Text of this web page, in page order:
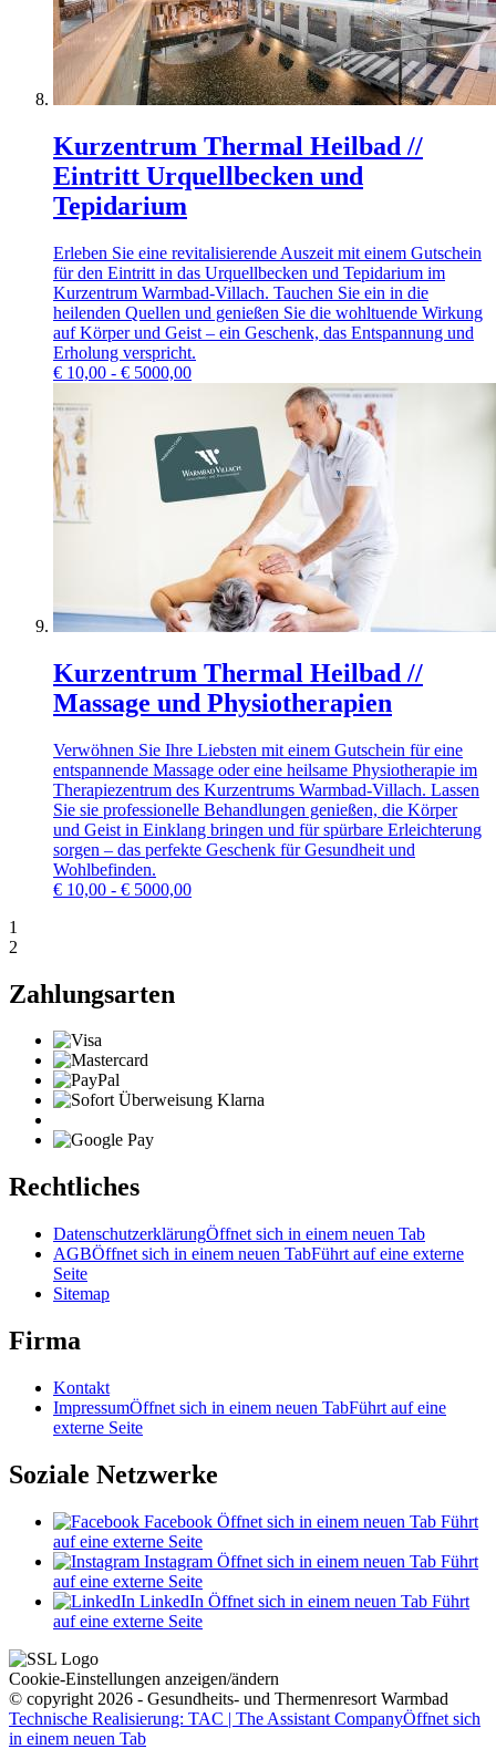
Kurzentrum Thermal Heilbad //
Eintritt Urquellbecken und
Tepidarium
Erleben Sie eine revitalisierende Auszeit mit einem Gutschein
für den Eintritt in das Urquellbecken und Tepidarium im
Kurzentrum Warmbad-Villach. Tauchen Sie ein in die
heilenden Quellen und genießen Sie die wohltuende Wirkung
auf Körper und Geist – ein Geschenk, das Entspannung und
Erholung verspricht.
€ 10,00 - € 5000,00
Kurzentrum Thermal Heilbad //
Massage und Physiotherapien
Verwöhnen Sie Ihre Liebsten mit einem Gutschein für eine
entspannende Massage oder eine heilsame Physiotherapie im
Therapiezentrum des Kurzentrums Warmbad-Villach. Lassen
Sie sie professionelle Behandlungen genießen, die Körper
und Geist in Einklang bringen und für spürbare Erleichterung
sorgen – das perfekte Geschenk für Gesundheit und
Wohlbefinden.
€ 10,00 - € 5000,00
1
2
Zahlungsarten
Rechtliches
DatenschutzerklärungÖffnet sich in einem neuen Tab
AGBÖffnet sich in einem neuen TabFührt auf eine externe
Seite
Sitemap
Firma
Kontakt
ImpressumÖffnet sich in einem neuen TabFührt auf eine
externe Seite
Soziale Netzwerke
Facebook Öffnet sich in einem neuen Tab Führt
auf eine externe Seite
Instagram Öffnet sich in einem neuen Tab Führt
auf eine externe Seite
LinkedIn Öffnet sich in einem neuen Tab Führt
auf eine externe Seite
Cookie-Einstellungen anzeigen/ändern
© copyright 2026 - Gesundheits- und Thermenresort Warmbad
Technische Realisierung: TAC | The Assistant CompanyÖffnet sich
in einem neuen Tab